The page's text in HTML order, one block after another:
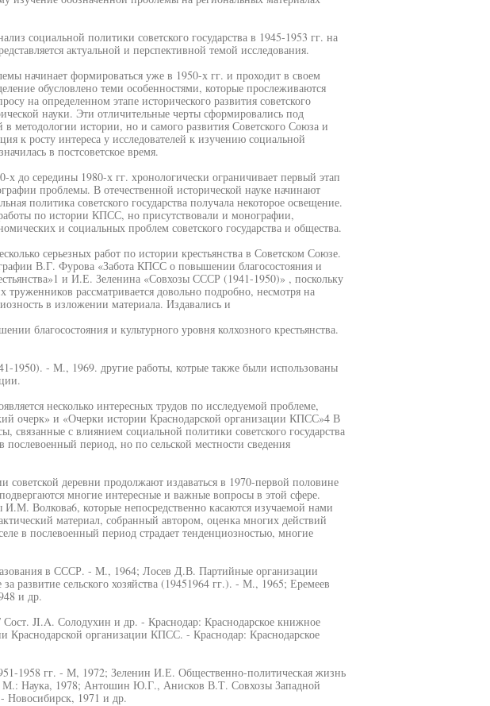
социальной политики советского государства в 1945-1953 гг. на
актуальной и перспективной темой исследования.
начинает формироваться уже в 1950-х гг. и проходит в своем
обусловлено теми особенностями, которые прослеживаются
на определенном этапе исторического развития советского
науки. Эти отличительные черты сформировались под
в методологии истории, но и самого развития Советского Союза и
к росту интереса у исследователей к изучению социальной
в постсоветское время.
х до середины 1980-х гг. хронологически ограничивает первый этап
проблемы. В отечественной исторической науке начинают
политика советского государства получала некоторое освещение.
по истории КПСС, но присутствовали и монографии,
и социальных проблем советского государства и общества.
серьезных работ по истории крестьянства в Советском Союзе.
В.Г. Фурова «Забота КПСС о повышении благосостояния и
и И.Е. Зеленина «Совхозы СССР (1941-1950)» , поскольку
труженников рассматривается довольно подробно, несмотря на
в изложении материала. Издавались и
благосостояния и культурного уровня колхозного крестьянства.
1950). - М., 1969. другие работы, котрые также были использованы
несколько интересных трудов по исследуемой проблеме,
очерк» и «Очерки истории Краснодарской организации КПСС»4 В
связанные с влиянием социальной политики советского государства
период, но по сельской местности сведения
советской деревни продолжают издаваться в 1970-первой половине
многие интересные и важные вопросы в этой сфере.
И.М. Волкова6, которые непосредственно касаются изучаемой нами
материал, собранный автором, оценка многих действий
в послевоенный период страдает тенденциозностью, многие
в СССР. - М., 1964; Лосев Д.В. Партийные организации
развитие сельского хозяйства (19451964 гг.). - М., 1965; Еремеев
и др.
Сост. JI.A. Солодухин и др. - Краснодар: Краснодарское книжное
Краснодарской организации КПСС. - Краснодар: Краснодарское
1958 гг. - М, 1972; Зеленин И.Е. Общественно-политическая жизнь
- М.: Наука, 1978; Антошин Ю.Г., Анисков В.Т. Совхозы Западной
Новосибирск, 1971 и др.